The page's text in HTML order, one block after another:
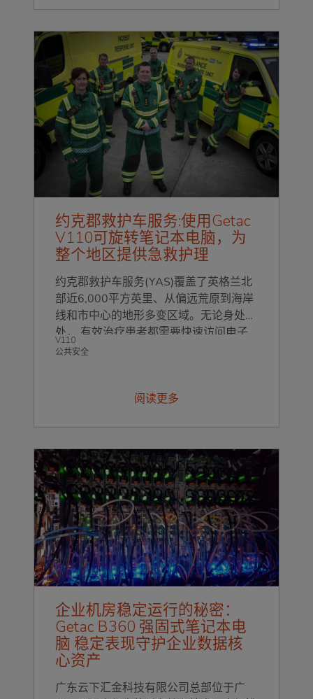
约克郡救护车服务:使用Getac
V110可旋转笔记本电脑，为
整个地区提供急救护理
约克郡救护车服务(YAS)覆盖了英格兰北
部近6,000平方英里、从偏远荒原到海岸
线和市中心的地形多变区域。无论身处何
处， 有效治疗患者都需要快速访问电子
患者记录(EPR)，因此前线员工需要在任
V110
公共安全
阅读更多
企业机房稳定运行的秘密：
Getac B360 强固式笔记本电
脑 稳定表现守护企业数据核
心资产
广东云下汇金科技有限公司总部位于广